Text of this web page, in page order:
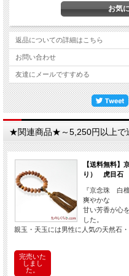
返品についての詳細はこちら
お問い合わせ
友達にメールですすめる
★関連商品★～5,250円以上で
【送料無料
り） 虎目石
『京念珠 白
爽やかな
甘い芳香が心
した。
親玉・天玉には男性に人気の天然石
完売いた
しまし
た。